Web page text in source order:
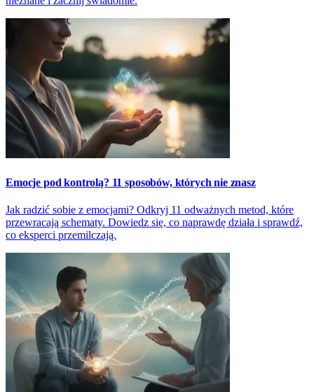
Emocje pod kontrolą? 11 sposobów, których nie znasz
Jak radzić sobie z emocjami? Odkryj 11 odważnych metod, które
przewracają schematy. Dowiedz się, co naprawdę działa i sprawdź,
co eksperci przemilczają.